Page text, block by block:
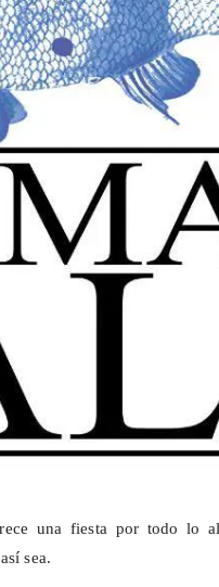
una fiesta por todo lo
sea.